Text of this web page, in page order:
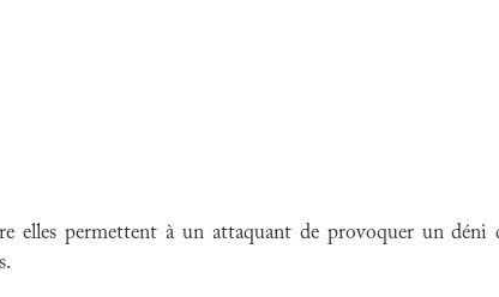
elles permettent à un attaquant de provoquer un déni